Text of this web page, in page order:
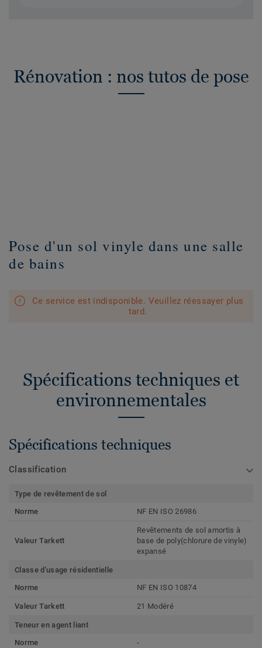
Rénovation : nos tutos de pose
Pose d'un sol vinyle dans une salle
de bains
Ce service est indisponible. Veuillez réessayer plus
tard.
Spécifications techniques et
environnementales
Spécifications techniques
Classification
Type de revêtement de sol
Norme
NF EN ISO 26986
Valeur Tarkett
Revêtements de sol amortis à
base de poly(chlorure de vinyle)
expansé
Classe d'usage résidentielle
Norme
NF EN ISO 10874
Valeur Tarkett 21 Modéré
Teneur en agent liant
Norme
-